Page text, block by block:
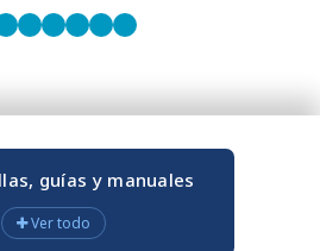
guías y manuales
Ver todo